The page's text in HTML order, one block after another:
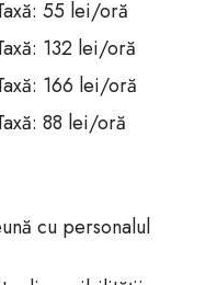
55 lei/oră
132 lei/oră
166 lei/oră
88 lei/oră
cu personalul